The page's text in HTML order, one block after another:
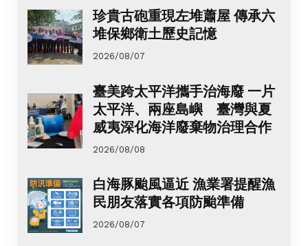
珍貴古砲重現左堆蕭屋 傳承六
堆保鄉衛土歷史記憶
2026/08/07
臺美跨太平洋攜手治海廢 一片
太平洋、兩座島嶼 臺灣與夏
威夷深化海洋廢棄物治理合作
2026/08/08
白海豚颱風逼近 漁業署提醒漁
民朋友落實各項防颱準備
2026/08/07